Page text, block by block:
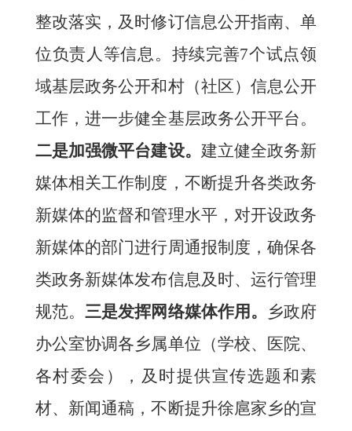
整改落实，及时修订信息公开指南、单
位负责人等信息。持续完善7个试点领
域基层政务公开和村（社区）信息公开
工作，进一步健全基层政务公开平台。
二是加强微平台建设。 建立健全政务新
媒体相关工作制度，不断提升各类政务
新媒体的监督和管理水平，对开设政务
新媒体的部门进行周通报制度，确保各
类政务新媒体发布信息及时、运行管理
规范。三是发挥网络媒体作用。 乡政府
办公室协调各乡属单位（学校、医院、
各村委会）
，及时提供宣传选题和素
材、新闻通稿，不断提升徐扈家乡的宣